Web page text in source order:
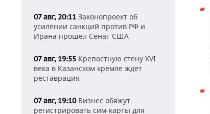
07 авг, 20:11 Законопроект об
усилении санкций против РФ и
Ирана прошел Сенат США
07 авг, 19:55 Крепостную стену XVI
века в Казанском кремле ждет
реставрация
07 авг, 19:10Бизнес обяжут
регистрировать сим-карты для